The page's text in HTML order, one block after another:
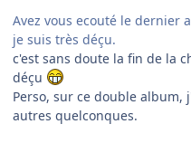
Avez vous ecouté le dernier
je suis très déçu.
c'est sans doute la fin de la
déçu
Perso, sur ce double album,
autres quelconques.